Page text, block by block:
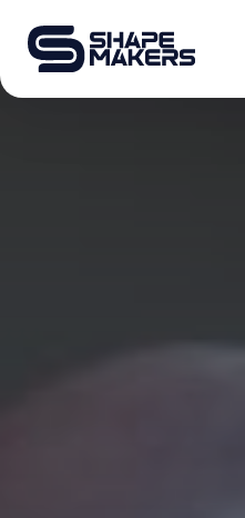
O & P
Mobiliteit